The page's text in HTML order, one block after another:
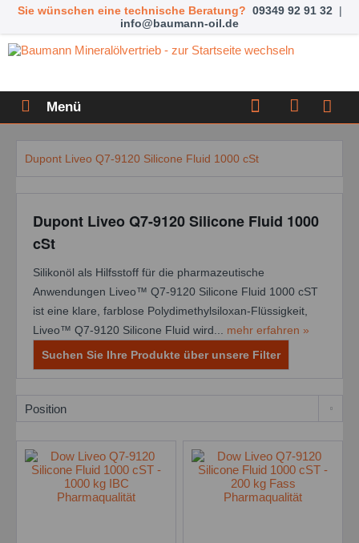
Sie wünschen eine technische Beratung? 09349 92 91 32 |
info@baumann-oil.de
Menü
Dupont Liveo Q7-9120 Silicone Fluid 1000 cSt
Dupont Liveo Q7-9120 Silicone Fluid 1000
cSt
Silikonöl als Hilfsstoff für die pharmazeutische
Anwendungen Liveo™ Q7-9120 Silicone Fluid 1000 cST
ist eine klare, farblose Polydimethylsiloxan-Flüssigkeit,
Liveo™ Q7-9120 Silicone Fluid wird... mehr erfahren »
Suchen Sie Ihre Produkte über unsere Filter